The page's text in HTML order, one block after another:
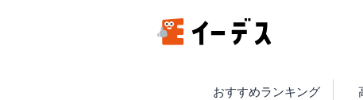
おすすめランキング